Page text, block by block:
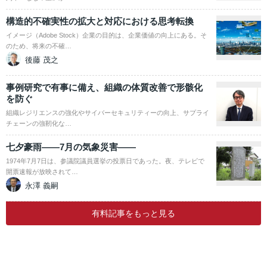
構造的不確実性の拡大と対応における思考転換
イメージ（Adobe Stock）企業の目的は、企業価値の向上にある。そ
のため、将来の不確…
後藤 茂之
事例研究で有事に備え、組織の体質改善で形骸化
を防ぐ
組織レジリエンスの強化やサイバーセキュリティーの向上、サプライ
チェーンの強靭化な…
七夕豪雨――7月の気象災害――
1974年7月7日は、参議院議員選挙の投票日であった。夜、テレビで
開票速報が放映されて…
永澤 義嗣
有料記事をもっと見る